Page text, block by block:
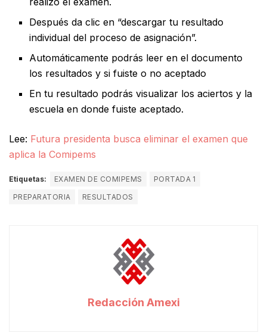
Después da clic en “descargar tu resultado
individual del proceso de asignación”.
Automáticamente podrás leer en el documento
los resultados y si fuiste o no aceptado
En tu resultado podrás visualizar los aciertos y la
escuela en donde fuiste aceptado.
Lee: Futura presidenta busca eliminar el examen que
aplica la Comipems
Etiquetas: EXAMEN DE COMIPEMS
PORTADA 1
PREPARATORIA
RESULTADOS
Redacción Amexi